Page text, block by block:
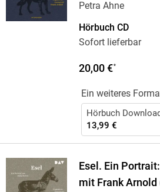
Petra Ahne
Hörbuch CD
Sofort lieferbar
20,00 €*
Ein weiteres
Hörbuch Download
13,99 €
Esel. Ein
mit Frank Arnold